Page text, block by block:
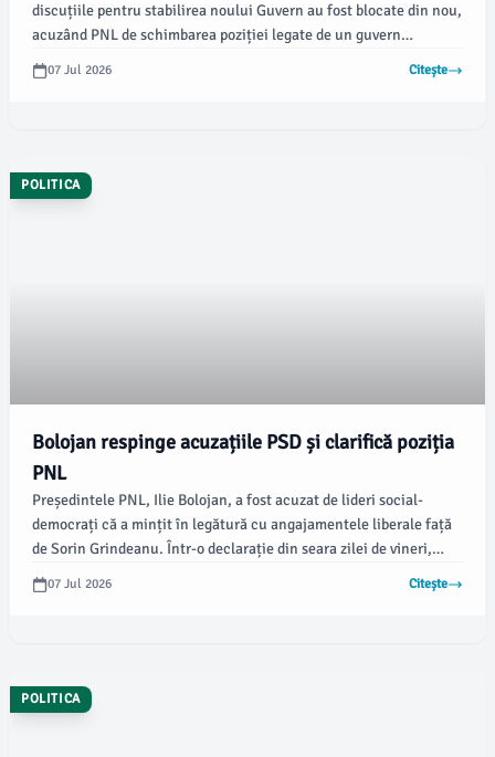
discuțiile pentru stabilirea noului Guvern au fost blocate din nou,
acuzând PNL de schimbarea poziției legate de un guvern
minoritar PSD. Potrivit newsbv.ro, Dan a subliniat că
responsabilitatea formării unei majorități revine în întregime
07 Jul 2026 Citește
POLITICA
Bolojan respinge acuzațiile PSD și clarifică poziția
PNL
Președintele PNL, Ilie Bolojan, a fost acuzat de lideri social-
democrați că a mințit în legătură cu angajamentele liberale față
de Sorin Grindeanu. Într-o declarație din seara zilei de vineri,
Bolojan a subliniat că liberalii nu au promis „un cec în alb”, ci un
acord politic pentru luarea unei decizii referitoare la învestirea
07 Jul 2026 Citește
POLITICA